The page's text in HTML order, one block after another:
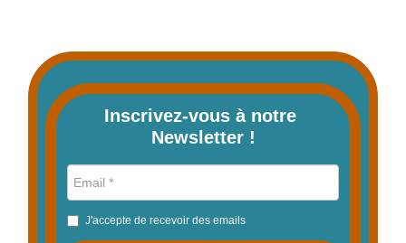
Inscrivez-vous à notre
Newsletter !
J'accepte de recevoir des emails